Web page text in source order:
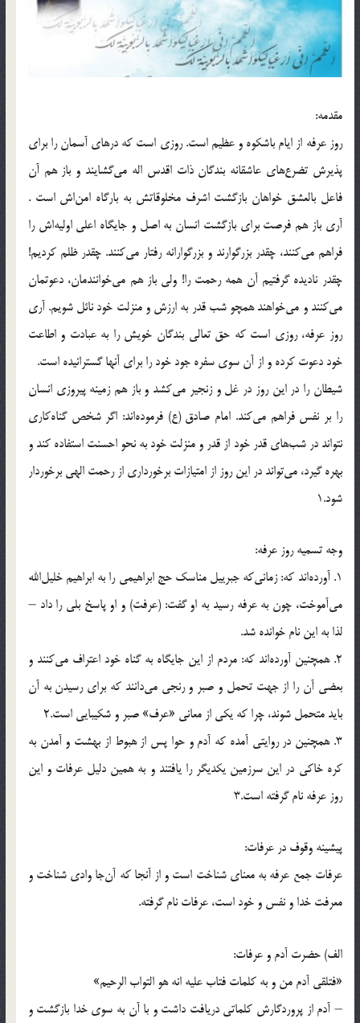
مقدمه:
روز عرفه از ايام باشكوه و عظيم است. روزي است كه در‌هاي آسمان را براي
پذيرش تضرع‌هاي عاشقانه‌ بندگان ذات اقدس اله مي‌گشايند و باز هم آن
فاعل بالعشق خواهان بازگشت اشرف مخلوقاتش به بارگاه امن‌اش است .
آري باز هم فرصت براي بازگشت انسان به اصل و جايگاه اعلي اوليه‌اش را
فراهم مي‌كنند، چقدر بزرگوارند و بزرگوارانه رفتار مي‌كنند. چقدر ظلم كرديم!
چقدر ناديده گرفتيم آن همه رحمت را! ولي باز هم مي‌خوانندمان، دعوتمان
مي‌كنند و مي‌خواهند همچو شب قدر به ارزش و منزلت خود نائل شويم. آري
روز عرفه، روزي است كه حق تعالي بندگان خويش را به عبادت و اطاعت
خود دعوت كرده و از آن سوي سفره جود خود را براي آنها گسترانيده است.
شيطان را در اين روز در غل و زنجير مي‌كشد و باز هم زمينه پيروزي انسان
را بر نفس فراهم مي‌كند. امام صادق (ع) فرموده‌اند: اگر شخص گناه‌كاري
نتواند در شب‌هاي قدر خود از قدر و منزلت خود به نحو احسنت استفاده كند و
بهره گيرد، مي‌تواند در اين روز از امتيازات برخورداري از رحمت الهي برخوردار
شود.1
وجه تسميه روز عرفه:
1. آورده‌اند كه: زماني‌كه جبرييل مناسك حج ابراهيمي را به ابراهيم خليل‌الله
مي‌آموخت، چون به عرفه رسيد به او گفت: (عرفت) و او پاسخ بلي را داد –
لذا به اين نام خوانده شد.
2. همچنين آورده‌اند كه: مردم از اين جايگاه به گناه خود اعتراف مي‌كنند و
بعضي آن را از جهت تحمل و صبر و رنجي مي‌دانند كه براي رسيدن به آن
بايد متحمل شوند، چرا كه يكي از معاني «عرف» صبر و شكيبايي است.2
3. همچنين در روايتي آمده كه آدم و حوا پس از هبوط از بهشت و آمدن به
كره خاكي در اين سرزمين يكديگر را يافتند و به همين دليل عرفات و اين
روز عرفه نام گرفته است.3
پيشينه‌ وقوف در عرفات:
عرفات جمع عرفه به معناي شناخت است و از آنجا كه آن‌جا وادي شناخت و
معرفت خدا و نفس و خود است، عرفات نام گرفته.
الف) حضرت آدم و عرفات:
«فتلقي آدم من و به كلمات فتاب عليه انه هو التواب الرحيم»
– آدم از پروردگارش كلماتي دريافت داشت و با آن به سوي خدا بازگشت و